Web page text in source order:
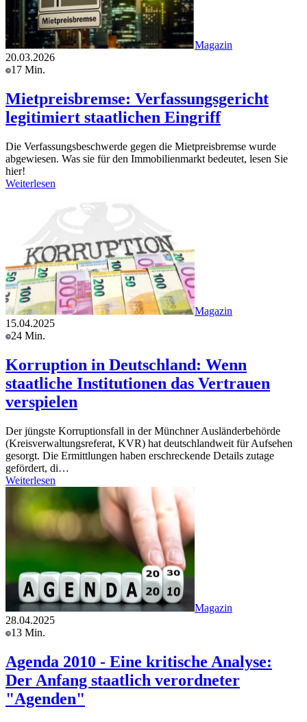
Magazin
20.03.2026
17 Min.
Mietpreisbremse: Verfassungsgericht
legitimiert staatlichen Eingriff
Die Verfassungsbeschwerde gegen die Mietpreisbremse wurde
abgewiesen. Was sie für den Immobilienmarkt bedeutet, lesen Sie
hier!
Weiterlesen
Magazin
15.04.2025
24 Min.
Korruption in Deutschland: Wenn
staatliche Institutionen das Vertrauen
verspielen
Der jüngste Korruptionsfall in der Münchner Ausländerbehörde
(Kreisverwaltungsreferat, KVR) hat deutschlandweit für Aufsehen
gesorgt. Die Ermittlungen haben erschreckende Details zutage
gefördert, di…
Weiterlesen
Magazin
28.04.2025
13 Min.
Agenda 2010 - Eine kritische Analyse:
Der Anfang staatlich verordneter
"Agenden"